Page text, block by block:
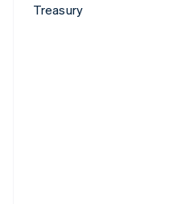
Treasury